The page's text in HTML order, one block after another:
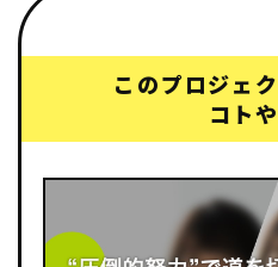
このプロジェ
コト